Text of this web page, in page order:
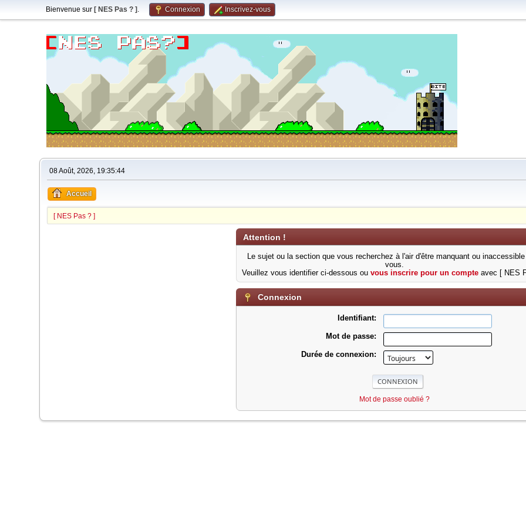
Bienvenue sur [ NES Pas ? ] Connexion Inscrivez-vous
08 Août, 2026, 19:35:44
Accueil
[ NES Pas ? ]
Attention !
Le sujet ou la section que vous recherchez à l'air d'être manquant ou
vous.
Veuillez vous identifier ci-dessous ou vous inscrire pour un compte avec [ NES
Connexion
Identifiant:
Mot de passe:
Durée de connexion:
Mot de passe oublié ?